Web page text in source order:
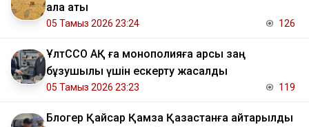
қала аты
05 Тамыз 2026 23:24 126
ҰлтССО АҚ ға монополияға қарсы заң
бұзушылық үшін ескерту жасалды
05 Тамыз 2026 23:23 119
Блогер Қайсар Қамза Қазақстанға қайтарылды